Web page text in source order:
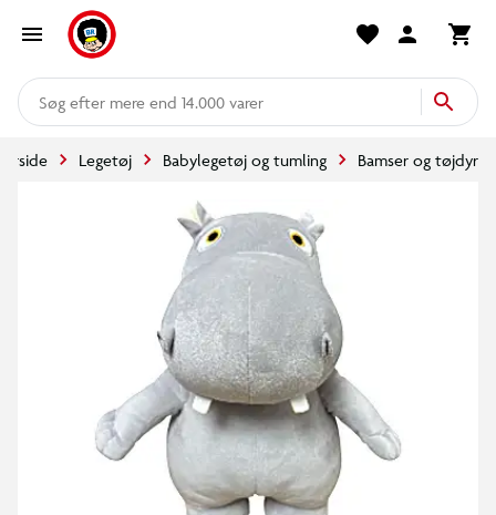
mere end 14.000 varer
Legetøj Babylegetøj og tumling Bamser og tøjdyr